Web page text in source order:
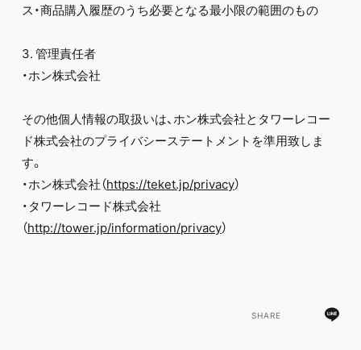
ス・商品購入履歴のうち必要となる最小限の範囲のもの
3. 管理責任者
・ホン株式会社
その他個人情報の取扱いは、ホン株式会社とタワーレコー
ド株式会社のプライバシーステートメントを準用致しま
す。
・ホン株式会社（https://teket.jp/privacy）
・タワーレコード株式会社
（http://tower.jp/information/privacy）
SHARE